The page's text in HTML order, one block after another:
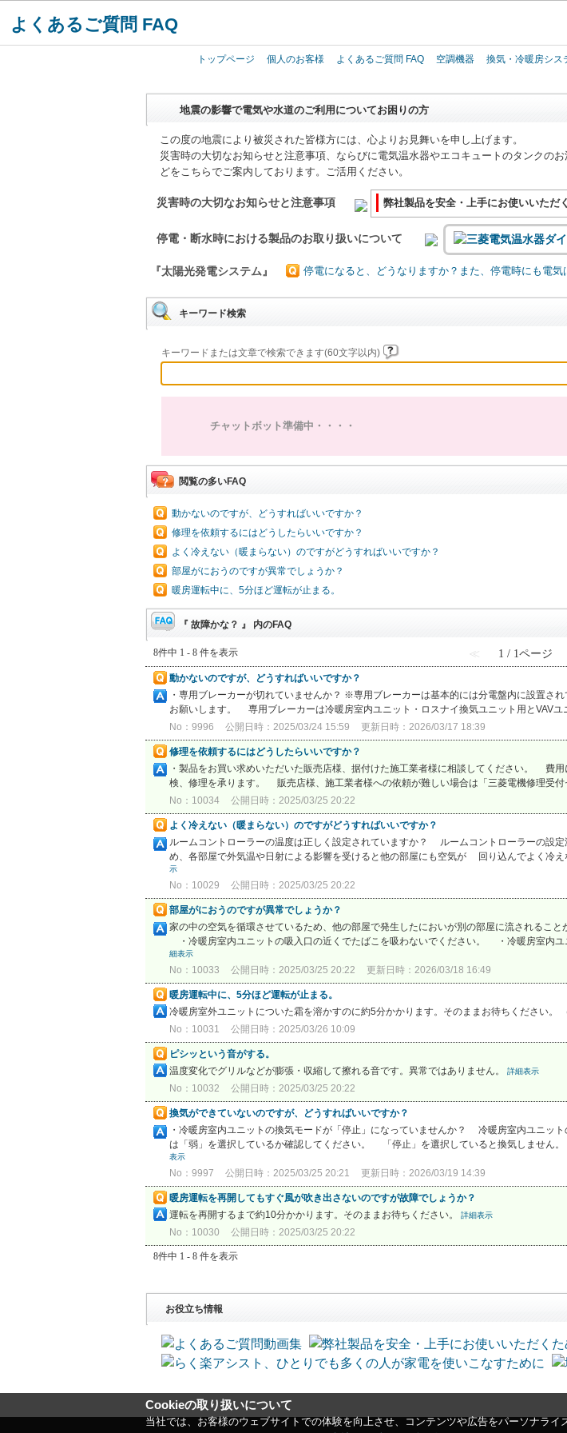
よくあるご質問 FAQ
トップページ 個人のお客様 よくあるご質問 FAQ 空調機器 換気・冷暖房シス
地震の影響で電気や水道のご利用についてお困りの方
この度の地震により被災された皆様方には、心よりお見舞いを申し上げます。
災害時の大切なお知らせと注意事項、ならびに電気温水器やエコキュートのタンクの
どをこちらでご案内しております。ご活用ください。
災害時の大切なお知らせと注意事項 弊社製品を安全・上手にお使いいただ
停電・断水時における製品のお取り扱いについて
『太陽光発電システム』 停電になると、どうなりますか？また、停電時にも電気
キーワード検索
キーワードまたは文章で検索できます(60文字以内)
チャットボット準備中・・・・
閲覧の多いFAQ
動かないのですが、どうすればいいですか？
修理を依頼するにはどうしたらいいですか？
よく冷えない（暖まらない）のですがどうすればいいですか？
部屋がにおうのですが異常でしょうか？
暖房運転中に、5分ほど運転が止まる。
『 故障かな？ 』 内のFAQ
8件中 1 - 8 件を表示 ≪ 1 / 1ページ
動かないのですが、どうすればいいですか？
・専用ブレーカーが切れていませんか？ ※専用ブレーカーは基本的には分電盤内に設置さ
お願いします。 専用ブレーカーは冷暖房室内ユニット・ロスナイ換気ユニット用とVAV
No：9996 公開日時：2025/03/24 15:59 更新日時：2026/03/17 18:39
修理を依頼するにはどうしたらいいですか？
・製品をお買い求めいただいた販売店様、据付けた施工業者様に相談してください。 費
検、修理を承ります。 販売店様、施工業者様への依頼が難しい場合は「三菱電機修理受
No：10034 公開日時：2025/03/25 20:22
よく冷えない（暖まらない）のですがどうすればいいですか？
ルームコントローラーの温度は正しく設定されていますか？ ルームコントローラーの設
め、各部屋で外気温や日射による影響を受けると他の部屋にも空気が 回り込んでよく冷
示
No：10029 公開日時：2025/03/25 20:22
部屋がにおうのですが異常でしょうか？
家の中の空気を循環させているため、他の部屋で発生したにおいが別の部屋に流されるこ
・冷暖房室内ユニットの吸入口の近くでたばこを吸わないでください。 ・冷暖房室内
細表示
No：10033 公開日時：2025/03/25 20:22 更新日時：2026/03/18 16:49
暖房運転中に、5分ほど運転が止まる。
冷暖房室外ユニットについた霜を溶かすのに約5分かかります。そのままお待ちください。
No：10031 公開日時：2025/03/26 10:09
ピシッという音がする。
温度変化でグリルなどが膨張・収縮して擦れる音です。異常ではありません。
詳細表示
No：10032 公開日時：2025/03/25 20:22
換気ができていないのですが、どうすればいいですか？
・冷暖房室内ユニットの換気モードが「停止」になっていませんか？ 冷暖房室内ユニッ
は「弱」を選択しているか確認してください。 「停止」を選択していると換気しません
表示
No：9997 公開日時：2025/03/25 20:21 更新日時：2026/03/19 14:39
暖房運転を再開してもすぐ風が吹き出さないのですが故障でしょうか？
運転を再開するまで約10分かかります。そのままお待ちください。
詳細表示
No：10030 公開日時：2025/03/25 20:22
8件中 1 - 8 件を表示
お役立ち情報
Cookieの取り扱いについて
当社では、お客様のウェブサイトでの体験を向上させ、コンテンツや広告をパーソナラ